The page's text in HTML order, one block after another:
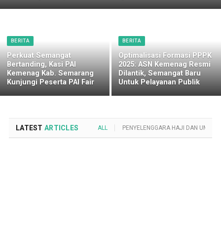
BERITA
Perkuat Semangat
Bertanding, Kasi PAI
Kemenag Kab. Semarang
Kunjungi Peserta PAI Fair
BERITA
Optimalisasi Formasi PPPK
2025: ASN Kemenag Resmi
Dilantik, Semangat Baru
Untuk Pelayanan Publik
LATEST ARTICLES ALL PENYELENGGARA HAJI DAN UMROH